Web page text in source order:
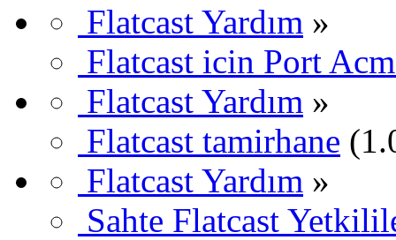
Flatcast Yardım »
Flatcast icin Port
Flatcast Yardım »
Flatcast tamirhane
Flatcast Yardım »
Sahte Flatcast